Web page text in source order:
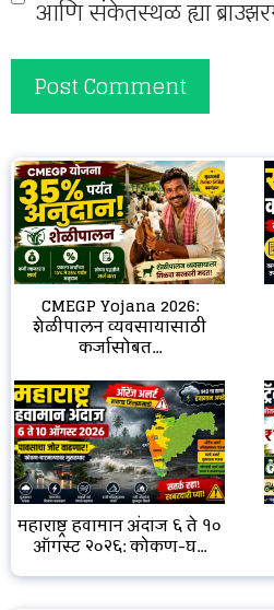
आणि संकेतस्थळ ह्या
CMEGP Yojana 2026:
शेळीपालन व्यवसायासाठी
कर्जासोबत...
महाराष्ट्र हवामान अंदाज ६ ते १०
ऑगस्ट २०२६: कोकण-घ...